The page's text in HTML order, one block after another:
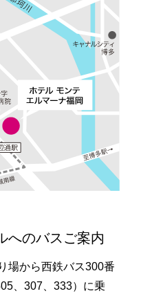
へのバスご案内
場から西鉄バス300番
、307、333）に乗